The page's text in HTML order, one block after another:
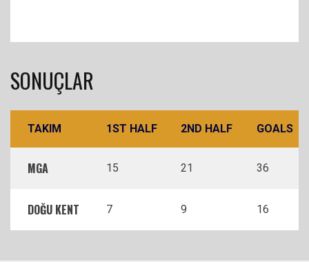
SONUÇLAR
TAKIM 1ST HALF 2ND HALF GOALS
MGA 15 21 36
DOĞU KENT 7 9 16